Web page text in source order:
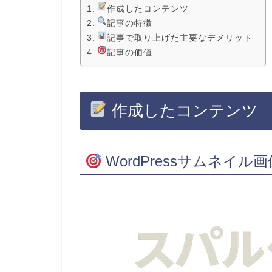
作成したコンテンツ
記事の特徴
記事で取り上げた主要なデメリット
記事の価値
作成したコンテンツ
WordPressサムネイル画